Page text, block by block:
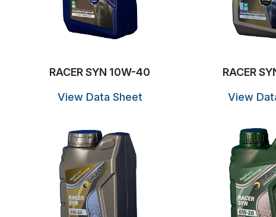
RACER SYN 10W-40
View Data Sheet
RACER
View